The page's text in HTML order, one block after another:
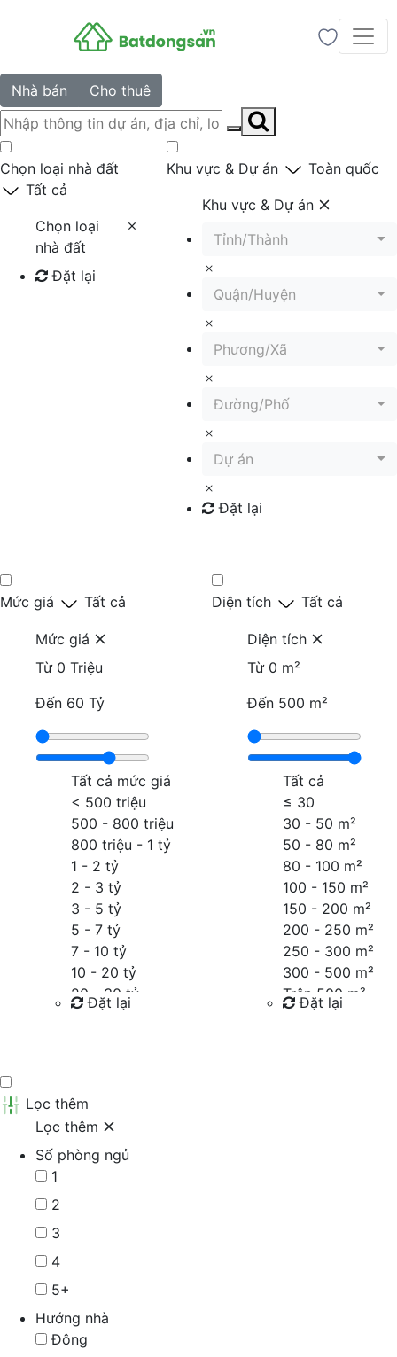
Nhà bán Cho thuê
Chọn loại nhà đất
Tất cả
Chọn loại
nhà đất
Đặt lại
Khu vực & Dự án Toàn quốc
Khu vực & Dự án
Tỉnh/Thành
Quận/Huyện
Phương/Xã
Đường/Phố
Dự án
Đặt lại
Mức giá Tất cả
Mức giá
Từ 0 Triệu
Đến 60 Tỷ
Tất cả mức giá
< 500 triệu
500 - 800 triệu
800 triệu - 1 tỷ
1 - 2 tỷ
2 - 3 tỷ
3 - 5 tỷ
5 - 7 tỷ
7 - 10 tỷ
10 - 20 tỷ
20 - 30 tỷ
30 - 40 tỷ
Đặt lại
Diện tích Tất cả
Diện tích
Từ 0 m²
Đến 500 m²
Tất cả
≤ 30
30 - 50 m²
50 - 80 m²
80 - 100 m²
100 - 150 m²
150 - 200 m²
200 - 250 m²
250 - 300 m²
300 - 500 m²
Trên 500 m²
Đặt lại
Lọc thêm
Lọc thêm
Số phòng ngủ
1
2
3
4
5+
Hướng nhà
Đông